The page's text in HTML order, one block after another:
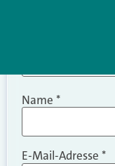
Name *
E-Mail-Adresse *